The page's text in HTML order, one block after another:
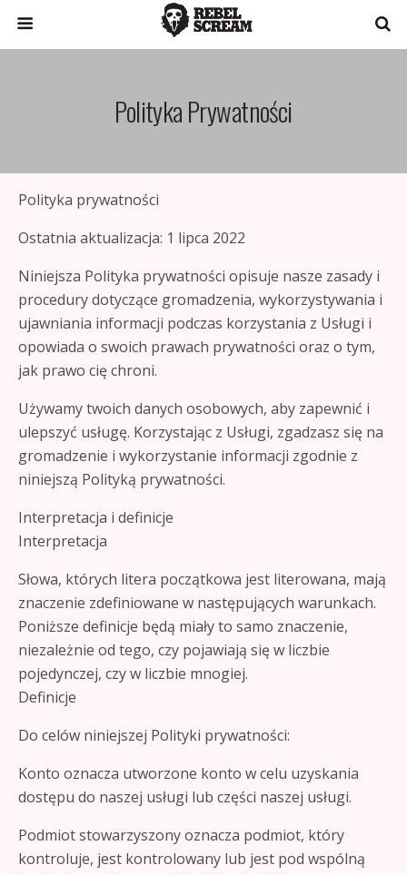
Polityka Prywatności
Polityka prywatności
Ostatnia aktualizacja: 1 lipca 2022
Niniejsza Polityka prywatności opisuje nasze zasady i
procedury dotyczące gromadzenia, wykorzystywania i
ujawniania informacji podczas korzystania z Usługi i
opowiada o swoich prawach prywatności oraz o tym,
jak prawo cię chroni.
Używamy twoich danych osobowych, aby zapewnić i
ulepszyć usługę. Korzystając z Usługi, zgadzasz się na
gromadzenie i wykorzystanie informacji zgodnie z
niniejszą Polityką prywatności.
Interpretacja i definicje
Interpretacja
Słowa, których litera początkowa jest literowana, mają
znaczenie zdefiniowane w następujących warunkach.
Poniższe definicje będą miały to samo znaczenie,
niezależnie od tego, czy pojawiają się w liczbie
pojedynczej, czy w liczbie mnogiej.
Definicje
Do celów niniejszej Polityki prywatności:
Konto oznacza utworzone konto w celu uzyskania
dostępu do naszej usługi lub części naszej usługi.
Podmiot stowarzyszony oznacza podmiot, który
kontroluje, jest kontrolowany lub jest pod wspólną